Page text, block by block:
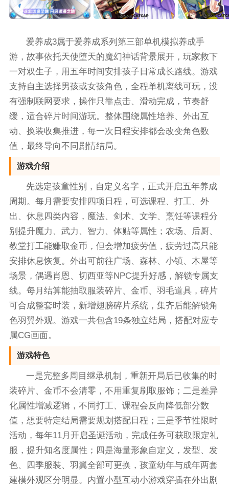
爱养成3属于爱养成系列第三部单机模拟养成手
游，故事依托天使堕天的魔幻神话背景展开，玩家救下
一对双生子，用五年时间安排孩子日常成长路线。游戏
支持自主选择男孩或女孩角色，全程单机离线可玩，没
有强制联网要求，操作只靠点击、滑动完成，节奏舒
缓，适合碎片时间游玩。整体围绕属性培养、外出互
动、换装收集推进，每一次日程安排都会改变角色数
值，最终导向不同剧情结局。
游戏介绍
先选定孩童性别，自定义名字，正式开启五年养成
周期。每月需要安排四项日程，可选课程、打工、外
出、休息四类内容，魔法、剑术、文学、烹饪等课程分
别提升魔力、武力、智力、体贴等属性；农场、后厨、
教堂打工能赚取金币，但会增加疲劳值，疲劳过高只能
安排休息恢复。外出可前往广场、森林、小镇、木屋等
场景，偶遇肖恩、切西亚等NPC提升好感，解锁专属支
线。每月结算能抽取服装碎片、金币、羽毛道具，碎片
可合成整套时装，新增翅膀碎片系统，集齐后能解锁角
色羽翼外观。游戏一共包含19条独立结局，搭配对应专
属CG画面。
游戏特色
一是完整多周目继承机制，重新开局后已收集的时
装碎片、金币不会清零，不用重复刷取服饰；二是差异
化属性增减逻辑，不同打工、课程会反向降低部分数
值，想要特定结局需要规划搭配日程；三是季节性限时
活动，每年11月开启圣诞活动，完成任务可获取限定礼
服，提升知名度属性；四是海量形象自定义，发型、发
色、四季服装、羽翼全部可更换，孩童幼年与成年两套
建模外观区分明显。内置小型互动小游戏穿插在外出剧